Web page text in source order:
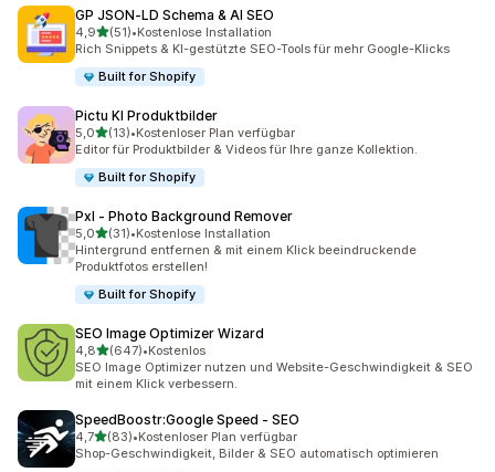
GP JSON‑LD Schema & AI SEO
4,9von 5 Sternen
(51)
51 Rezensionen insgesamt
•Kostenlose Installation
Rich Snippets & KI-gestützte SEO-Tools für mehr Google-Klicks
Built for Shopify
Pictu KI Produktbilder
5,0von 5 Sternen
(13)
13 Rezensionen insgesamt
•Kostenloser Plan verfügbar
Editor für Produktbilder & Videos für Ihre ganze Kollektion.
Built for Shopify
Pxl ‑ Photo Background Remover
5,0von 5 Sternen
(31)
31 Rezensionen insgesamt
•Kostenlose Installation
Hintergrund entfernen & mit einem Klick beeindruckende
Produktfotos erstellen!
Built for Shopify
SEO Image Optimizer Wizard
4,8von 5 Sternen
(647)
647 Rezensionen insgesamt
•Kostenlos
SEO Image Optimizer nutzen und Website-Geschwindigkeit & SEO
mit einem Klick verbessern.
SpeedBoostr:Google Speed ‑ SEO
4,7von 5 Sternen
(83)
83 Rezensionen insgesamt
•Kostenloser Plan verfügbar
Shop-Geschwindigkeit, Bilder & SEO automatisch optimieren